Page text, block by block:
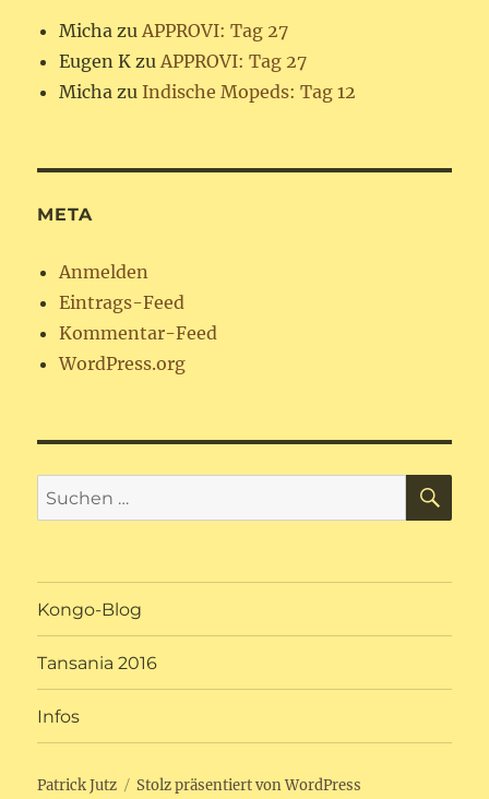
Micha zuAPPROVI: Tag 27
Eugen K zuAPPROVI: Tag 27
Micha zu Indische Mopeds: Tag 12
META
Anmelden
Eintrags-Feed
Kommentar-Feed
WordPress.org
Suchen
nach:
Kongo-Blog
Tansania 2016
Infos
Patrick Jutz Stolz präsentiert von WordPress